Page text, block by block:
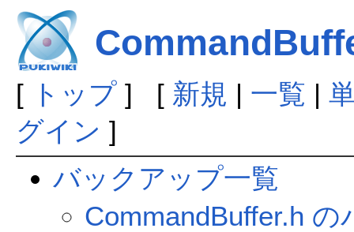
[ トップ] [ 新規 | 一覧 |
グイン ]
バックアップ一覧
CommandBuffer.h